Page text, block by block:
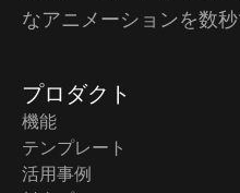
なアニメーションを数秒
プロダクト
機能
テンプレート
活用事例